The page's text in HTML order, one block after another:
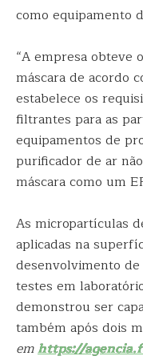
como equipamento
“A empresa obteve
máscara de acordo
estabelece os
filtrantes para as
equipamentos de
purificador de ar
máscara como um
As micropartículas
aplicadas na
desenvolvimento de
testes em
demonstrou ser
também após dois
emhttps://